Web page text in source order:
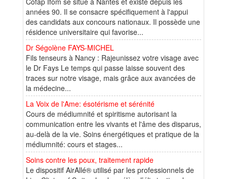
années 90. Il se consacre spécifiquement à l'appui
des candidats aux concours nationaux. Il possède une
résidence universitaire qui favorise...
Dr Ségolène FAYS-MICHEL
Fils tenseurs à Nancy : Rajeunissez votre visage avec
le Dr Fays Le temps qui passe laisse souvent des
traces sur notre visage, mais grâce aux avancées de
la médecine...
La Voix de l'Ame: ésotérisme et sérénité
Cours de médiumnité et spiritisme autorisant la
communication entre les vivants et l'âme des disparus,
au-delà de la vie. Soins énergétiques et pratique de la
médiumnité: cours et stages...
Soins contre les poux, traitement rapide
Le dispositif AirAllé® utilisé par les professionnels de